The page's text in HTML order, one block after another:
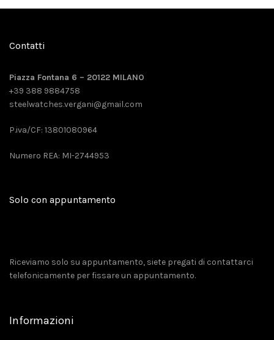
Contatti
Piazza Fontana 6 – 20122 MILANO
+39 388 9884758
steelwatches.vergani@gmail.com
P.iva/CF: 13801080964
Numero REA: MI-2744953
Solo con appuntamento
Riceviamo solo su appuntamento, siete pregati di contattarci
telefonicamente per fissare un appuntamento.
Informazioni